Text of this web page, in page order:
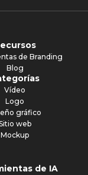
de Branding
Blog
Vídeo
Logo
gráfico
web
Mockup
de IA